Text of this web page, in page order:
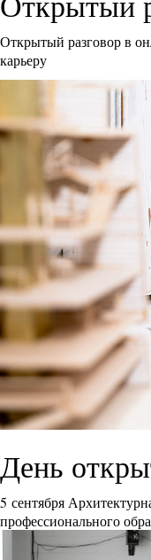
Открытый разговор в
карьеру
День
5 сентября
профессионального